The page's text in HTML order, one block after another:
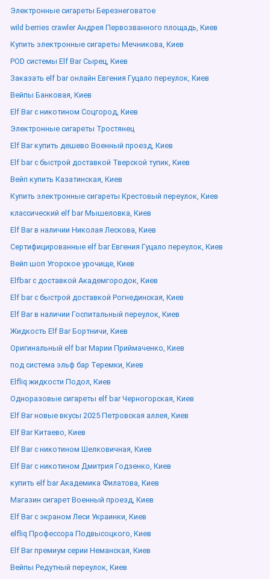
Электронные сигареты Березнеговатое
wild berries crawler Андрея Первозванного площадь, Киев
Купить электронные сигареты Мечникова, Киев
POD системы Elf Bar Сырец, Киев
Заказать elf bar онлайн Евгения Гуцало переулок, Киев
Вейпы Банковая, Киев
Elf Bar с никотином Соцгород, Киев
Электронные сигареты Тростянец
Elf Bar купить дешево Военный проезд, Киев
Elf bar с быстрой доставкой Тверской тупик, Киев
Вейп купить Казатинская, Киев
Купить электронные сигареты Крестовый переулок, Киев
классический elf bar Мышеловка, Киев
Elf Bar в наличии Николая Лескова, Киев
Сертифицированные elf bar Евгения Гуцало переулок, Киев
Вейп шоп Угорское урочище, Киев
Elfbar с доставкой Академгородок, Киев
Elf bar с быстрой доставкой Рогнединская, Киев
Elf Bar в наличии Госпитальный переулок, Киев
Жидкость Elf Bar Бортничи, Киев
Оригинальный elf bar Марии Приймаченко, Киев
под система эльф бар Теремки, Киев
Elfliq жидкости Подол, Киев
Одноразовые сигареты elf bar Черногорская, Киев
Elf Bar новые вкусы 2025 Петровская аллея, Киев
Elf Bar Китаево, Киев
Elf Bar с никотином Шелковичная, Киев
Elf Bar с никотином Дмитрия Годзенко, Киев
купить elf bar Академика Филатова, Киев
Магазин сигарет Военный проезд, Киев
Elf Bar с экраном Леси Украинки, Киев
elfliq Профессора Подвысоцкого, Киев
Elf Bar премиум серии Неманская, Киев
Вейпы Редутный переулок, Киев